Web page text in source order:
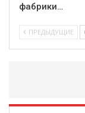
фабрики…
ПРЕДЫДУЩИЕ